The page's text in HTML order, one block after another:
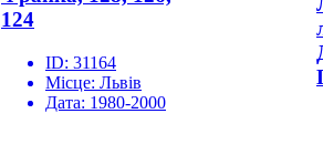
124
ID: 31164
Місце: Львів
Дата: 1980-2000